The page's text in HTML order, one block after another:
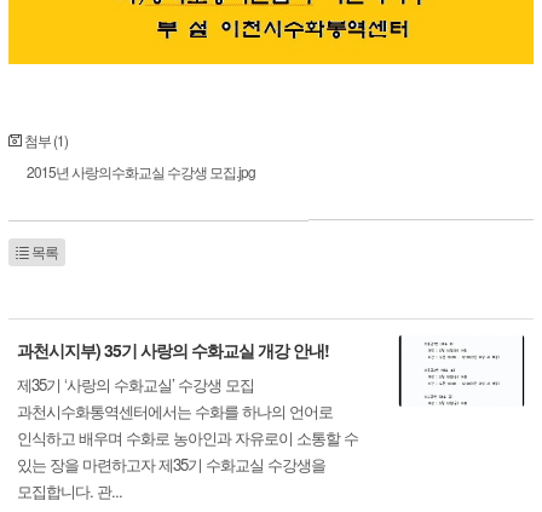
첨부 (1)
2015년 사랑의수화교실 수강생 모집.jpg
목록
과천시지부) 35기 사랑의 수화교실 개강 안내!
제35기 ‘사랑의 수화교실’ 수강생 모집
과천시수화통역센터에서는 수화를 하나의 언어로
인식하고 배우며 수화로 농아인과 자유로이 소통할 수
있는 장을 마련하고자 제35기 수화교실 수강생을
모집합니다. 관...